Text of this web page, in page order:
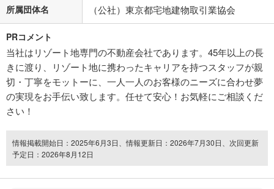
所属団体名 （公社）東京都宅地建物取引業協会
PRコメント
当社はリゾート地専門の不動産会社であります。45年以上の長
きに渡り、リゾート地に携わったキャリアを持つスタッフが親
切・丁寧をモットーに、一人一人のお客様のニーズに合わせ夢
の実現をお手伝い致します。任せて安心！お気軽にご相談くだ
さい！
情報掲載開始日：2025年6月3日、情報更新日：2026年7月30日、次回更新
予定日：2026年8月12日